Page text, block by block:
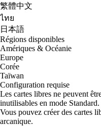
繁體中文
ไทย
日本語
Régions disponibles
Amériques & Océanie
Europe
Corée
Taïwan
Configuration requise
Les cartes libres ne peuvent
inutilisables en mode Standard.
Vous pouvez créer des cartes
arcanique.